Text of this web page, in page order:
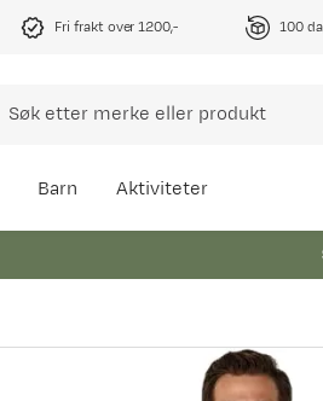
Fri frakt over 1200,- 100
Barn Aktiviteter